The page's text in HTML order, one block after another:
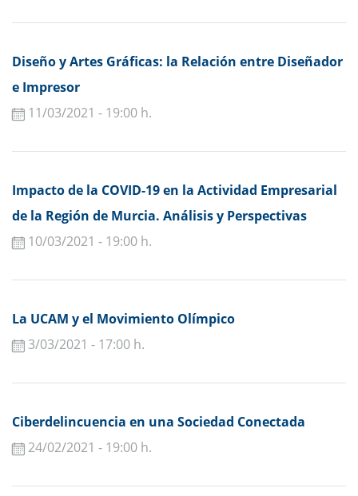
Diseño y Artes Gráficas: la Relación entre Diseñador
e Impresor
11/03/2021 - 19:00 h.
Impacto de la COVID-19 en la Actividad Empresarial
de la Región de Murcia. Análisis y Perspectivas
10/03/2021 - 19:00 h.
La UCAM y el Movimiento Olímpico
3/03/2021 - 17:00 h.
Ciberdelincuencia en una Sociedad Conectada
24/02/2021 - 19:00 h.